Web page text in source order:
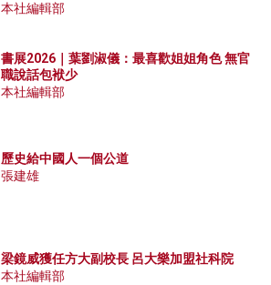
本社編輯部
書展2026｜葉劉淑儀：最喜歡姐姐角色 無官
職說話包袱少
本社編輯部
歷史給中國人一個公道
張建雄
梁鏡威獲任方大副校長 呂大樂加盟社科院
本社編輯部